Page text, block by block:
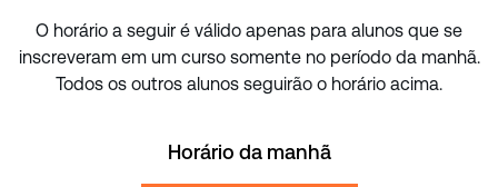
O horário a seguir é válido apenas para alunos que se
inscreveram em um curso somente no período da manhã.
Todos os outros alunos seguirão o horário acima.
Horário da manhã